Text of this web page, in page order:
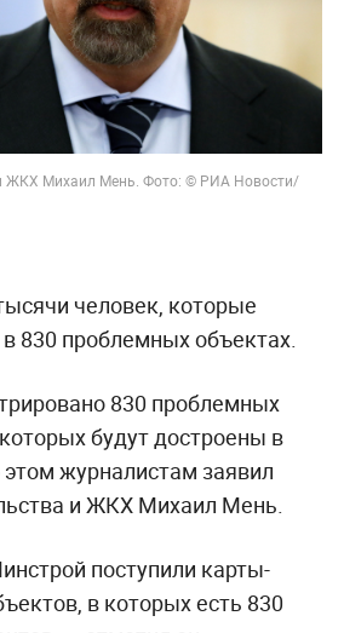
ЖКХ Михаил Мень. Фото: © РИА Новости/
человек, которые
830 проблемных объектах.
830 проблемных
будут достроены в
журналистам заявил
и ЖКХ Михаил Мень.
поступили карты-
в которых есть 830